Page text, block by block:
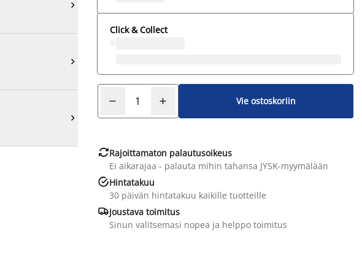



Click & Collect
Vie ostoskoriin
Rajoittamaton palautusoikeus
Ei aikarajaa - palauta mihin tahansa JYSK-myymälään
Hintatakuu
30 päivän hintatakuu kaikille tuotteille
Joustava toimitus
Sinun valitsemasi nopea ja helppo toimitus